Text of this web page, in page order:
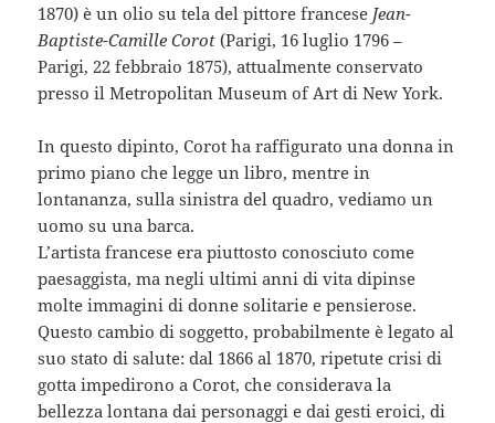
1870) è un olio su tela del pittore francese Jean-
Baptiste-Camille Corot (Parigi, 16 luglio 1796 –
Parigi, 22 febbraio 1875), attualmente conservato
presso il Metropolitan Museum of Art di New York.
In questo dipinto, Corot ha raffigurato una donna in
primo piano che legge un libro, mentre in
lontananza, sulla sinistra del quadro, vediamo un
uomo su una barca.
L’artista francese era piuttosto conosciuto come
paesaggista, ma negli ultimi anni di vita dipinse
molte immagini di donne solitarie e pensierose.
Questo cambio di soggetto, probabilmente è legato al
suo stato di salute: dal 1866 al 1870, ripetute crisi di
gotta impedirono a Corot, che considerava la
bellezza lontana dai personaggi e dai gesti eroici, di